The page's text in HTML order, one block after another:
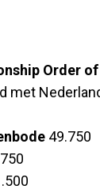
Order
met
49.750